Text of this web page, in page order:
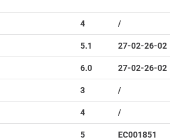
4 /
5.1 27-02-26-02
6.0 27-02-26-02
3 /
4 /
5 EC001851